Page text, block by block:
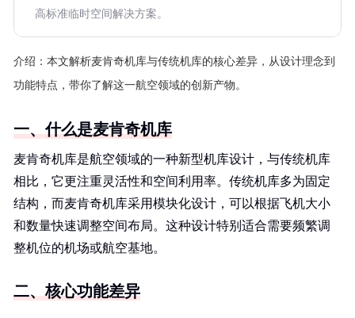
高标准临时空间解决方案。
介绍： 本文解析麦肯奇机库与传统机库的核心差异，从设计理念到
功能特点，带你了解这一航空领域的创新产物。
一、什么是麦肯奇机库
麦肯奇机库是航空领域的一种新型机库设计，与传统机库
相比，它更注重灵活性和空间利用率。传统机库多为固定
结构，而麦肯奇机库采用模块化设计，可以根据飞机大小
和数量快速调整空间布局。这种设计特别适合需要频繁调
整机位的机场或航空基地。
二、核心功能差异